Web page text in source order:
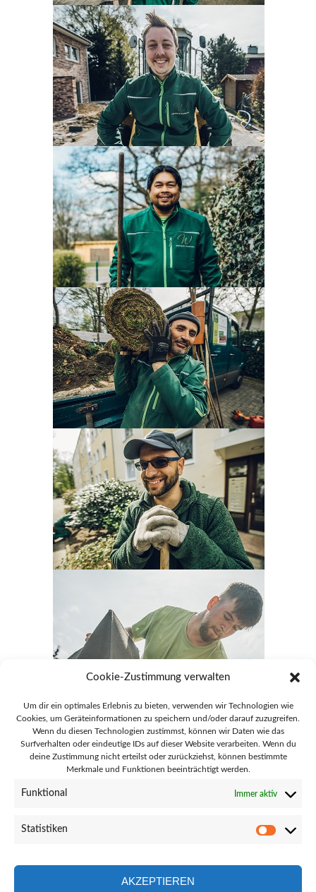
Cookie-Zustimmung verwalten
Um dir ein optimales Erlebnis zu bieten, verwenden wir Technologien wie
Cookies, um Geräteinformationen zu speichern und/oder darauf zuzugreifen.
Wenn du diesen Technologien zustimmst, können wir Daten wie das
Surfverhalten oder eindeutige IDs auf dieser Website verarbeiten. Wenn du
deine Zustimmung nicht erteilst oder zurückziehst, können bestimmte
Merkmale und Funktionen beeinträchtigt werden.
Funktional Immer aktiv
Statistiken
AKZEPTIEREN
28865 Lilienthal Goebelstraße 51
04298 - 8692